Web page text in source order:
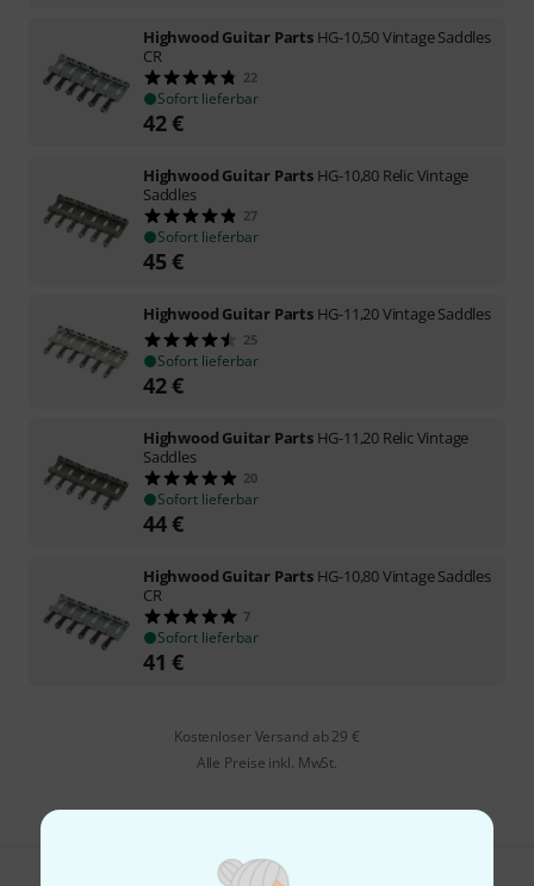
Highwood Guitar Parts HG-10,50 Vintage Saddles
CR
22
Sofort lieferbar
42€
Highwood Guitar Parts HG-10,80 Relic Vintage
Saddles
27
Sofort lieferbar
45€
Highwood Guitar Parts HG-11,20 Vintage Saddles
25
Sofort lieferbar
42€
Highwood Guitar Parts HG-11,20 Relic Vintage
Saddles
20
Sofort lieferbar
44€
Highwood Guitar Parts HG-10,80 Vintage Saddles
CR
7
Sofort lieferbar
41 €
Kostenloser Versand ab 29 €
Alle Preise inkl. MwSt.